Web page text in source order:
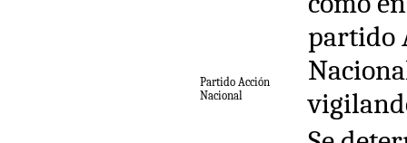
partido
Partido Acción
Nacional